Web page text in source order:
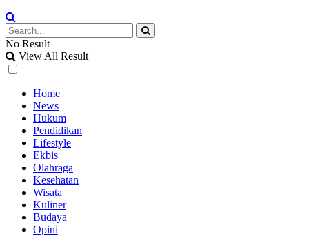
No Result
View All Result
Home
News
Hukum
Pendidikan
Lifestyle
Ekbis
Olahraga
Kesehatan
Wisata
Kuliner
Budaya
Opini